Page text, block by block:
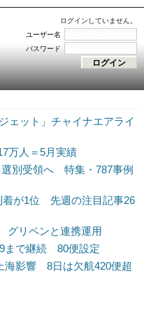
ログインしていません。
ユーザー名
パスワード
ェット」チャイナエアライ
万人＝5月実績
選別受領へ 特集・787事例
着が1位 先週の注目記事26
グリペンと連携運用
まで継続 80便設定
海影響 8日は欠航420便超